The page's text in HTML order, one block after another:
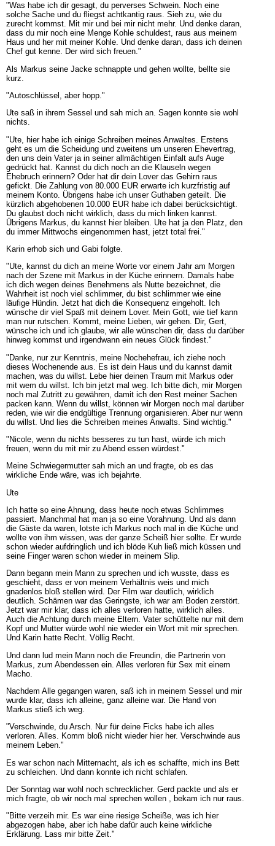
"Was habe ich dir gesagt, du perverses Schwein. Noch eine
solche Sache und du fliegst achtkantig raus. Sieh zu, wie du
zurecht kommst. Mit mir und bei mir nicht mehr. Und denke daran,
dass du mir noch eine Menge Kohle schuldest, raus aus meinem
Haus und her mit meiner Kohle. Und denke daran, dass ich deinen
Chef gut kenne. Der wird sich freuen."
Als Markus seine Jacke schnappte und gehen wollte, bellte sie
kurz.
"Autoschlüssel, aber hopp."
Ute saß in ihrem Sessel und sah mich an. Sagen konnte sie wohl
nichts.
"Ute, hier habe ich einige Schreiben meines Anwaltes. Erstens
geht es um die Scheidung und zweitens um unseren Ehevertrag,
den uns dein Vater ja in seiner allmächtigen Einfalt aufs Auge
gedrückt hat. Kannst du dich noch an die Klauseln wegen
Ehebruch erinnern? Oder hat dir dein Lover das Gehirn raus
gefickt. Die Zahlung von 80.000 EUR erwarte ich kurzfristig auf
meinem Konto. Übrigens habe ich unser Guthaben geteilt. Die
kürzlich abgehobenen 10.000 EUR habe ich dabei berücksichtigt.
Du glaubst doch nicht wirklich, dass du mich linken kannst.
Übrigens Markus, du kannst hier bleiben. Ute hat ja den Platz, den
du immer Mittwochs eingenommen hast, jetzt total frei."
Karin erhob sich und Gabi folgte.
"Ute, kannst du dich an meine Worte vor einem Jahr am Morgen
nach der Szene mit Markus in der Küche erinnern. Damals habe
ich dich wegen deines Benehmens als Nutte bezeichnet, die
Wahrheit ist noch viel schlimmer, du bist schlimmer wie eine
läufige Hündin. Jetzt hat dich die Konsequenz eingeholt. Ich
wünsche dir viel Spaß mit deinem Lover. Mein Gott, wie tief kann
man nur rutschen. Kommt, meine Lieben, wir gehen. Dir, Gert,
wünsche ich und ich glaube, wir alle wünschen dir, dass du darüber
hinweg kommst und irgendwann ein neues Glück findest."
"Danke, nur zur Kenntnis, meine Nochehefrau, ich ziehe noch
dieses Wochenende aus. Es ist dein Haus und du kannst damit
machen, was du willst. Lebe hier deinen Traum mit Markus oder
mit wem du willst. Ich bin jetzt mal weg. Ich bitte dich, mir Morgen
noch mal Zutritt zu gewähren, damit ich den Rest meiner Sachen
packen kann. Wenn du willst, können wir Morgen noch mal darüber
reden, wie wir die endgültige Trennung organisieren. Aber nur wenn
du willst. Und lies die Schreiben meines Anwalts. Sind wichtig."
"Nicole, wenn du nichts besseres zu tun hast, würde ich mich
freuen, wenn du mit mir zu Abend essen würdest."
Meine Schwiegermutter sah mich an und fragte, ob es das
wirkliche Ende wäre, was ich bejahrte.
Ute
Ich hatte so eine Ahnung, dass heute noch etwas Schlimmes
passiert. Manchmal hat man ja so eine Vorahnung. Und als dann
die Gäste da waren, lotste ich Markus noch mal in die Küche und
wollte von ihm wissen, was der ganze Scheiß hier sollte. Er wurde
schon wieder aufdringlich und ich blöde Kuh ließ mich küssen und
seine Finger waren schon wieder in meinem Slip.
Dann begann mein Mann zu sprechen und ich wusste, dass es
geschieht, dass er von meinem Verhältnis weis und mich
gnadenlos bloß stellen wird. Der Film war deutlich, wirklich
deutlich. Schämen war das Geringste, ich war am Boden zerstört.
Jetzt war mir klar, dass ich alles verloren hatte, wirklich alles.
Auch die Achtung durch meine Eltern. Vater schüttelte nur mit dem
Kopf und Mutter würde wohl nie wieder ein Wort mit mir sprechen.
Und Karin hatte Recht. Völlig Recht.
Und dann lud mein Mann noch die Freundin, die Partnerin von
Markus, zum Abendessen ein. Alles verloren für Sex mit einem
Macho.
Nachdem Alle gegangen waren, saß ich in meinem Sessel und mir
wurde klar, dass ich alleine, ganz alleine war. Die Hand von
Markus stieß ich weg.
"Verschwinde, du Arsch. Nur für deine Ficks habe ich alles
verloren. Alles. Komm bloß nicht wieder hier her. Verschwinde aus
meinem Leben."
Es war schon nach Mitternacht, als ich es schaffte, mich ins Bett
zu schleichen. Und dann konnte ich nicht schlafen.
Der Sonntag war wohl noch schrecklicher. Gerd packte und als er
mich fragte, ob wir noch mal sprechen wollen , bekam ich nur raus.
"Bitte verzeih mir. Es war eine riesige Scheiße, was ich hier
abgezogen habe, aber ich habe dafür auch keine wirkliche
Erklärung. Lass mir bitte Zeit."